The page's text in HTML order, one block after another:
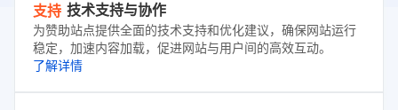
支持 技术支持与协作
为赞助站点提供全面的技术支持和优化建议，确保网站运行
稳定，加速内容加载，促进网站与用户间的高效互动。
了解详情